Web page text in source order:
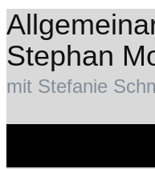
Stephan
mit Stefanie